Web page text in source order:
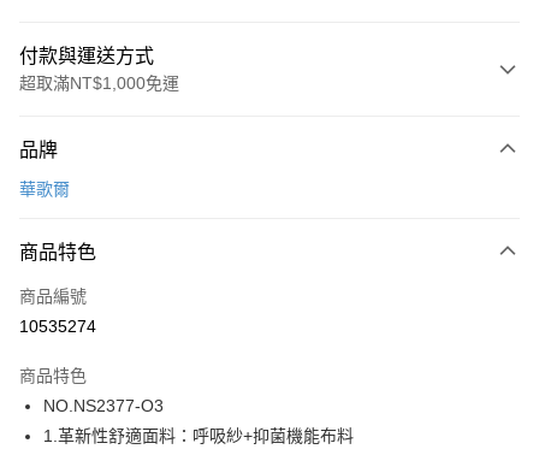
付款與運送方式
超取滿NT$1,000免運
信用卡一次付款
LINE Pay
街口支付
運送方式
全家取貨付款
品牌
華歌爾
商品特色
商品編號
10535274
商品特色
NO.NS2377-O3
1.革新性舒適面料：呼吸紗+抑菌機能布料